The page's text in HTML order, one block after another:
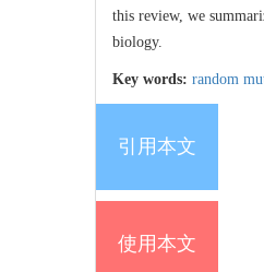
this review, we
biology.
Key words: random
引用本文
使用本文